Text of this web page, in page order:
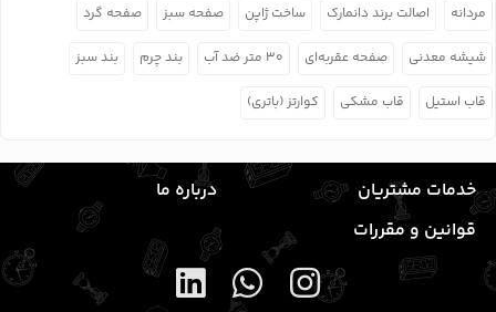
مردانه اصالت برند دانمارک ساخت ژاپن صفحه سبز صفحه گرد
شیشه معدنی صفحه عقربه‌ای ۳۰ متر ضد آب بند چرم بند سبز
قاب استیل قاب مشکی کوارتز (باتری)
خدمات مشتریان
درباره ما
قوانین و مقررات